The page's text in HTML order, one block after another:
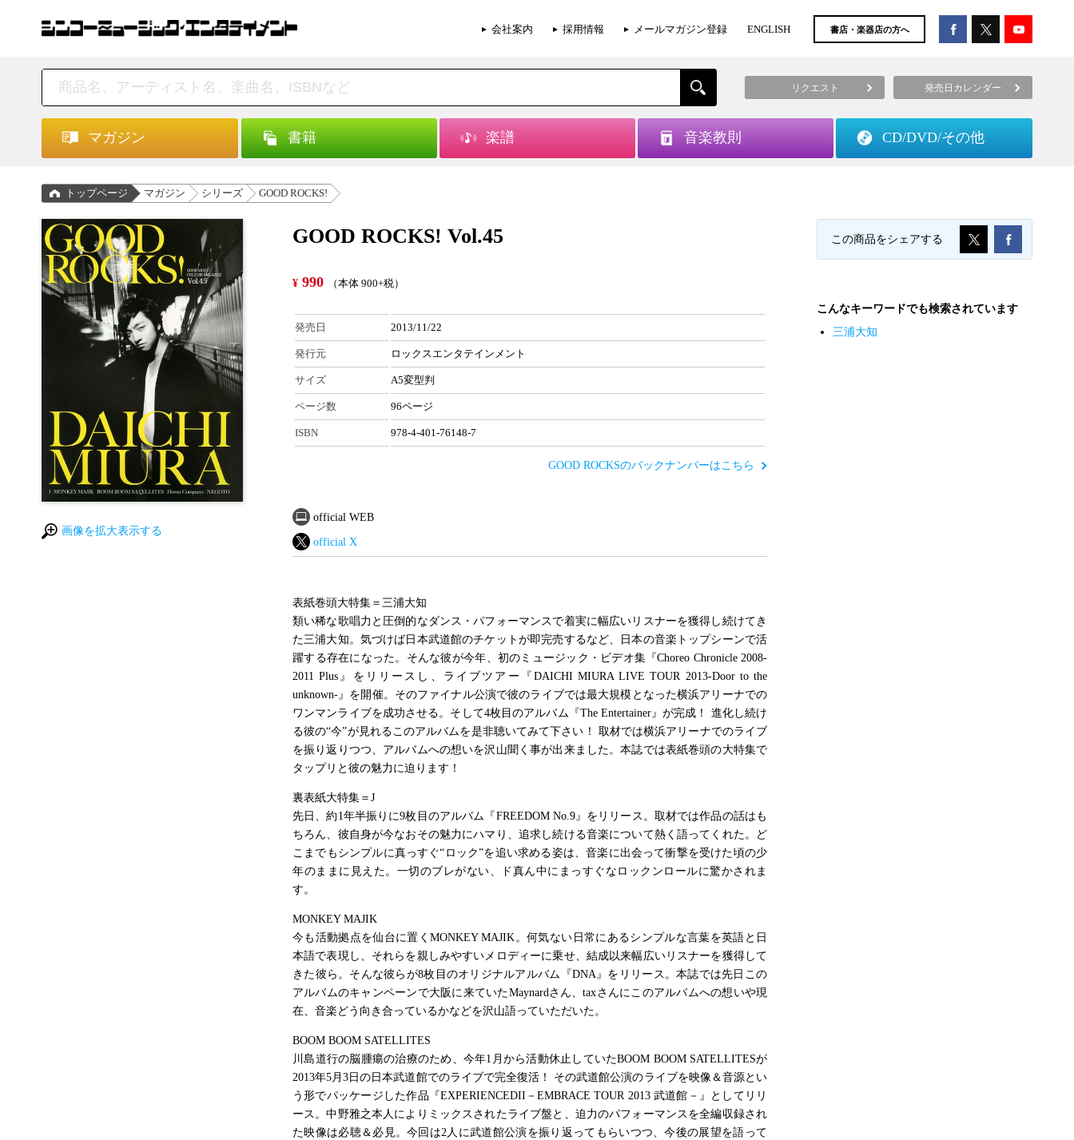
会社案内 採用情報 メールマガジン登録 ENGLISH 書店・楽器店の方へ
リクエスト 発売日カレンダー
マガジン 書籍 楽譜 音楽教則 CD/DVD/その他
トップページ マガジン シリーズ GOOD ROCKS!
画像を拡大表示する
GOOD ROCKS! Vol.45
¥ 990 （本体 900+税）
発売日 2013/11/22
発行元 ロックスエンタテインメント
サイズ A5変型判
ページ数 96ページ
ISBN 978-4-401-76148-7
GOOD ROCKSのバックナンバーはこちら
official WEB
official X
表紙巻頭大特集＝三浦大知
類い稀な歌唱力と圧倒的なダンス・パフォーマンスで着実に幅広いリスナーを獲得し続けてき
た三浦大知。気づけば日本武道館のチケットが即完売するなど、日本の音楽トップシーンで活
躍する存在になった。そんな彼が今年、初のミュージック・ビデオ集『Choreo Chronicle 2008-
2011 Plus』をリリースし、ライブツアー『DAICHI MIURA LIVE TOUR 2013-Door to the
unknown-』を開催。そのファイナル公演で彼のライブでは最大規模となった横浜アリーナでの
ワンマンライブを成功させる。そして4枚目のアルバム『The Entertainer』が完成！ 進化し続け
る彼の“今”が見れるこのアルバムを是非聴いてみて下さい！ 取材では横浜アリーナでのライブ
を振り返りつつ、アルバムへの想いを沢山聞く事が出来ました。本誌では表紙巻頭の大特集で
タップリと彼の魅力に迫ります！
裏表紙大特集＝J
先日、約1年半振りに9枚目のアルバム『FREEDOM No.9』をリリース。取材では作品の話はも
ちろん、彼自身が今なおその魅力にハマり、追求し続ける音楽について熱く語ってくれた。ど
こまでもシンプルに真っすぐ“ロック”を追い求める姿は、音楽に出会って衝撃を受けた頃の少
年のままに見えた。一切のブレがない、ド真ん中にまっすぐなロックンロールに驚かされま
す。
MONKEY MAJIK
今も活動拠点を仙台に置くMONKEY MAJIK。何気ない日常にあるシンプルな言葉を英語と日
本語で表現し、それらを親しみやすいメロディーに乗せ、結成以来幅広いリスナーを獲得して
きた彼ら。そんな彼らが8枚目のオリジナルアルバム『DNA』をリリース。本誌では先日この
アルバムのキャンペーンで大阪に来ていたMaynardさん、taxさんにこのアルバムへの想いや現
在、音楽どう向き合っているかなどを沢山語っていただいた。
BOOM BOOM SATELLITES
川島道行の脳腫瘍の治療のため、今年1月から活動休止していたBOOM BOOM SATELLITESが
2013年5月3日の日本武道館でのライブで完全復活！ その武道館公演のライブを映像＆音源とい
う形でパッケージした作品『EXPERIENCEDII－EMBRACE TOUR 2013 武道館－』としてリリ
ース。中野雅之本人によりミックスされたライブ盤と、迫力のパフォーマンスを全編収録され
た映像は必聴＆必見。今回は2人に武道館公演を振り返ってもらいつつ、今後の展望を語って
この商品をシェアする
こんなキーワードでも検索されています
三浦大知